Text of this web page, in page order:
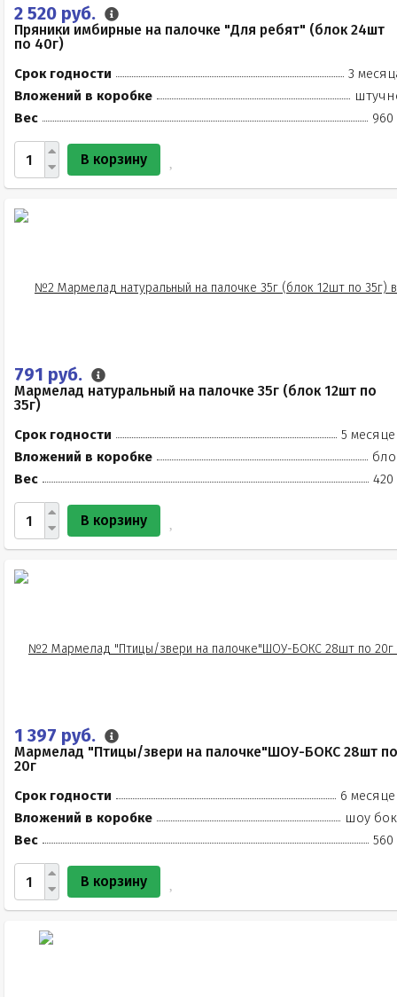
2 520 руб.
Пряники имбирные на палочке "Для ребят" (блок 24шт
по 40г)
Срок годности
3
Вложений в коробке
Вес
960
В корзину
791 руб.
Мармелад натуральный на палочке 35г (блок 12шт по
35г)
Срок годности
5
Вложений в коробке
Вес
420
В корзину
1 397 руб.
Мармелад "Птицы/звери на палочке"ШОУ-БОКС 28шт по
20г
Срок годности
6
Вложений в коробке
шоу
Вес
560
В корзину